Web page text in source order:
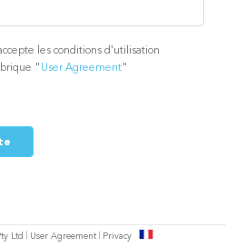
les conditions d'utilisation
" User Agreement"
Ltd User Agreement Privacy